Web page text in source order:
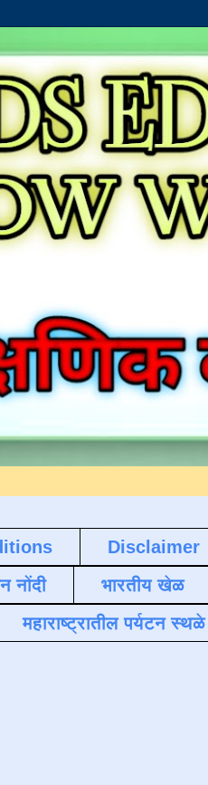
Disclaimer
नोंदी भारतीय खेळ
महाराष्ट्रातील पर्यटन स्थळे